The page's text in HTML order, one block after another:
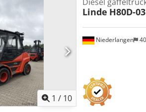
1 / 10
Niederlangen
Diesel
Linde H80D-03